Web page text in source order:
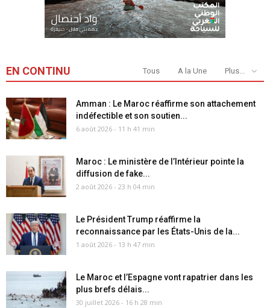
EN CONTINU Tous A la Une Plus...
Amman : Le Maroc réaffirme son attachement
indéfectible et son soutien...
6 août 2026 - 11 h 41 min
Maroc : Le ministère de l’Intérieur pointe la
diffusion de fake...
2 août 2026 - 23 h 04 min
Le Président Trump réaffirme la
reconnaissance par les États-Unis de la...
1 août 2026 - 13 h 47 min
Le Maroc et l’Espagne vont rapatrier dans les
plus brefs délais...
30 juillet 2026 - 16 h 28 min